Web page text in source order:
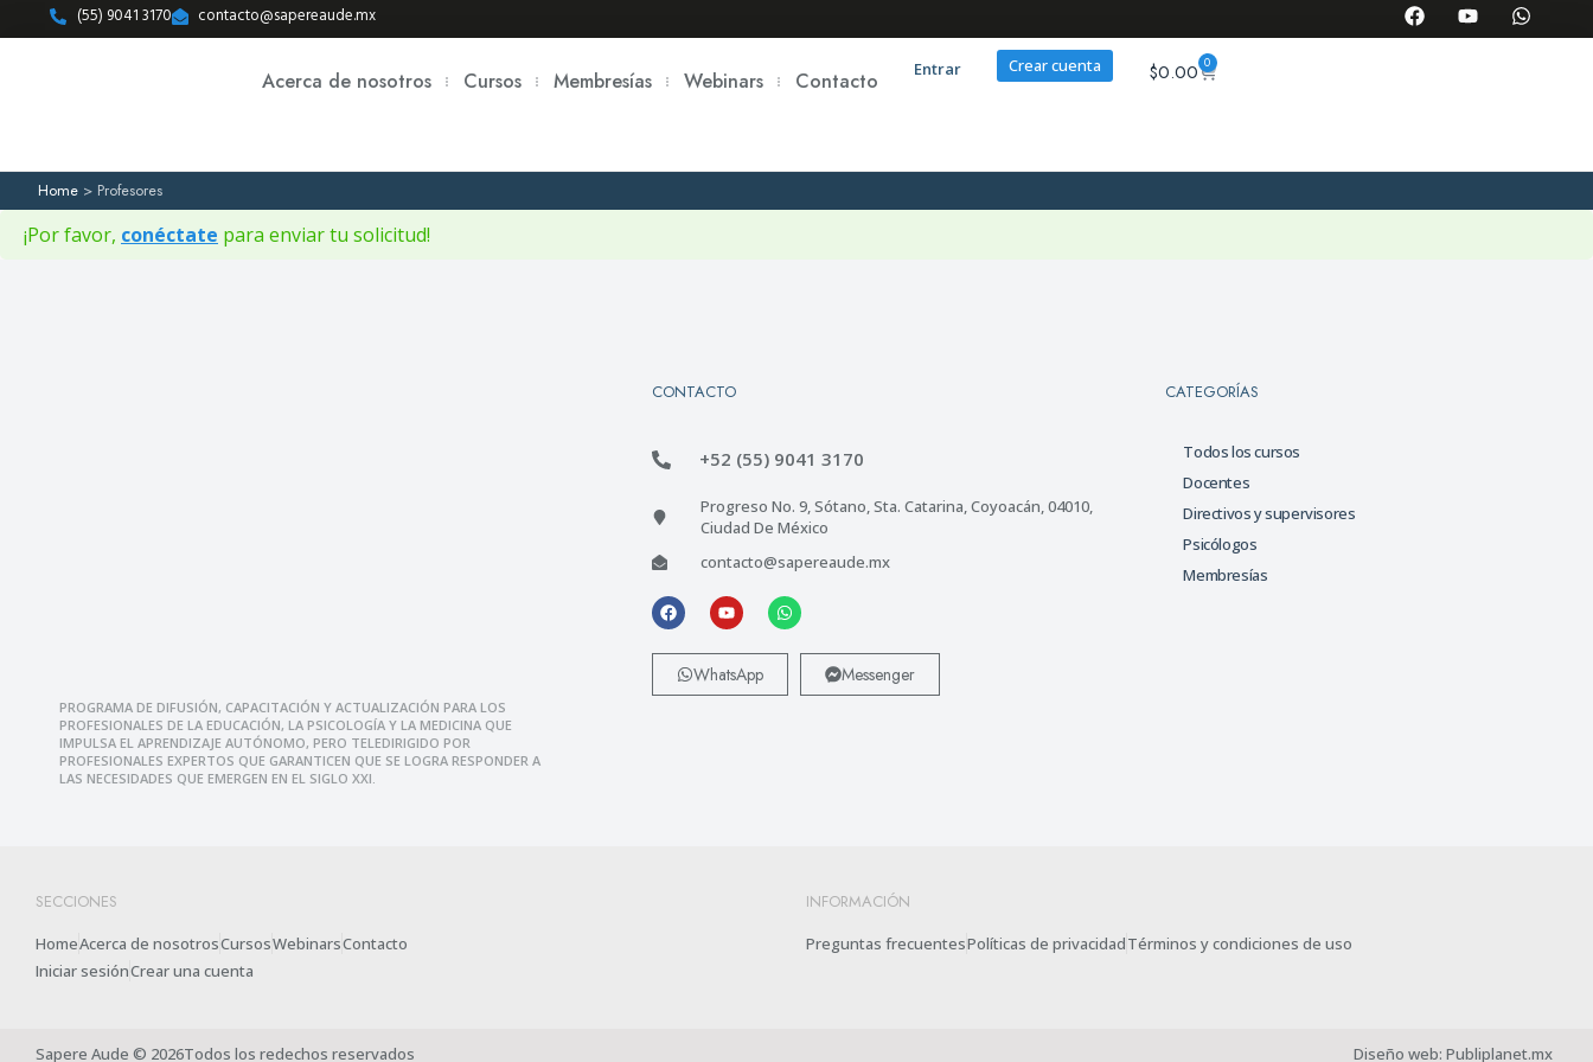
(55) 9041 3170 contacto@sapereaude.mx
Acerca de nosotros Cursos Membresías Webinars Contacto Entrar Crear cuenta $0.00 0
Home > Profesores
¡Por favor, conéctate para enviar tu solicitud!
PROGRAMA DE DIFUSIÓN, CAPACITACIÓN Y ACTUALIZACIÓN PARA LOS
PROFESIONALES DE LA EDUCACIÓN, LA PSICOLOGÍA Y LA MEDICINA QUE
IMPULSA EL APRENDIZAJE AUTÓNOMO, PERO TELEDIRIGIDO POR
PROFESIONALES EXPERTOS QUE GARANTICEN QUE SE LOGRA RESPONDER A
LAS NECESIDADES QUE EMERGEN EN EL SIGLO XXI.
CONTACTO
+52 (55) 9041 3170
Progreso No. 9, Sótano, Sta. Catarina, Coyoacán, 04010,
Ciudad De México
contacto@sapereaude.mx
WhatsApp Messenger
CATEGORÍAS
Todos los cursos
Docentes
Directivos y supervisores
Psicólogos
Membresías
SECCIONES
HomeAcerca de nosotrosCursosWebinarsContacto
Iniciar sesiónCrear una cuenta
INFORMACIÓN
Preguntas frecuentesPolíticas de privacidadTérminos y condiciones de uso
Sapere Aude © 2026Todos los redechos reservados Diseño web: Publiplanet.mx